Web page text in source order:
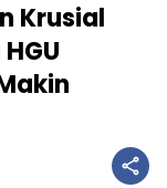
Krusial